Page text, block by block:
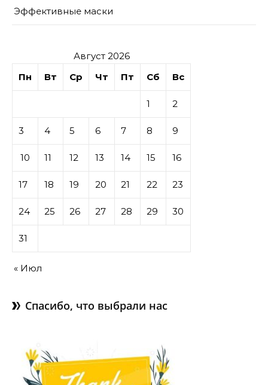
Эффективные маски
Август 2026
Пн
Вт Ср Чт Пт Сб Вс
1 2
3 4 5 6 7 8 9
10 11 12 13 14 15 16
17 18 19 20 21 22 23
24 25 26 27 28 29 30
31
« Июл
Спасибо, что выбрали нас